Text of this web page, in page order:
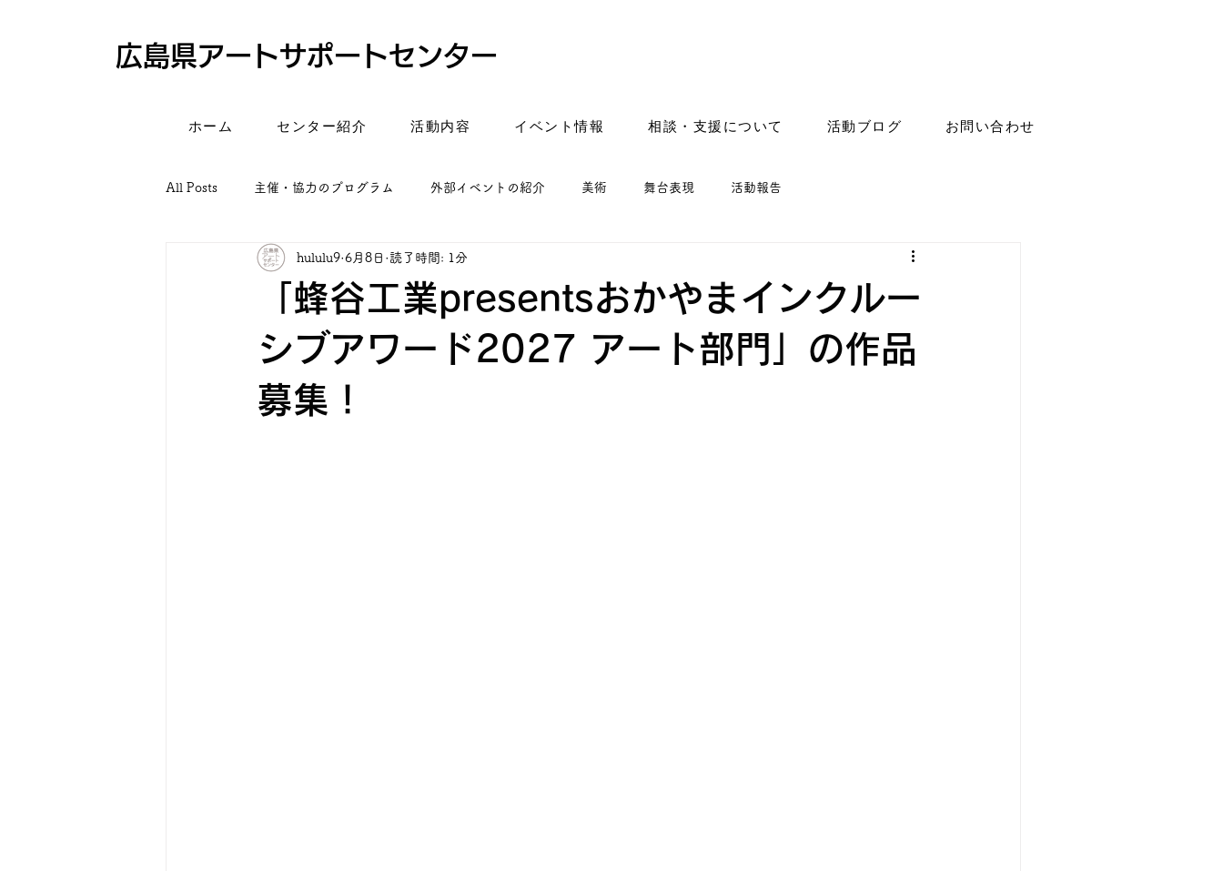
​広島県アートサポートセンター
ホーム センター紹介 活動内容 イベント情報 相談・支援について 活動ブログ お問い合わせ
All Posts 主催・協力のプログラム 外部イベントの紹介 美術 舞台表現 活動報告
「蜂谷工業presentsおかやまインクルー
シブアワード2027 アート部門」の作品
募集！
hululu9 6月8日 読了時間: 1分